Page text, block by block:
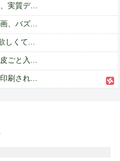
実質デ...
、バズ...
しくて...
ごと入...
刷され...